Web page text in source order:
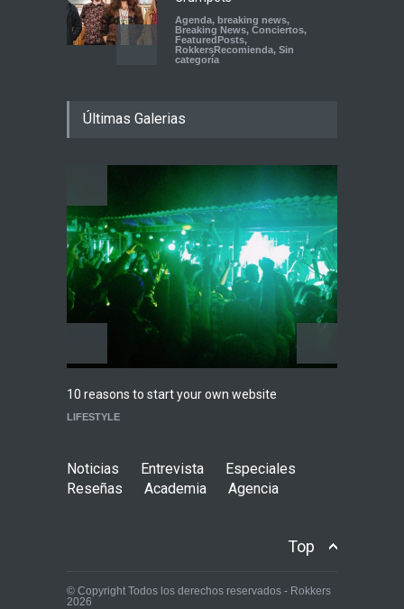
Agenda, breaking news,
Breaking News, Conciertos,
FeaturedPosts,
RokkersRecomienda, Sin
categoría
en el Auditorio BB de la
News,breaking news,
Playlist Dale Mixx 2026:
escucha las canciones que
sonarán en el festival
Agenda , ARTICULO ,Conciertos
Últimas Galerias
10 reasons to start your own website
LIFESTYLE
Noticias Entrevista
Especiales
Reseñas
Academia Agencia
Top
© Copyright Todos los derechos reservados - Rokkers
2026